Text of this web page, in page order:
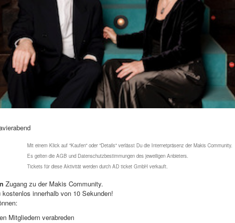
Mit einem Klick auf "Kaufen" oder "Details" verlässt Du die Internetpräsenz der Makis Community.
Es gelten die AGB und Datenschutzbestimmungen des jeweiligen Anbieters.
Tickets für diese Aktivität werden durch AD ticket GmbH verkauft.
Zugang zu der Makis Community.
kostenlos innerhalb von 10 Sekunden!
Mitgliedern verabreden